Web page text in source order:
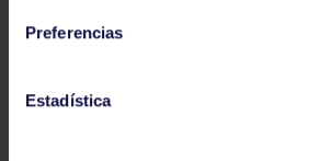
Preferencias
Estadística
Baloncesto